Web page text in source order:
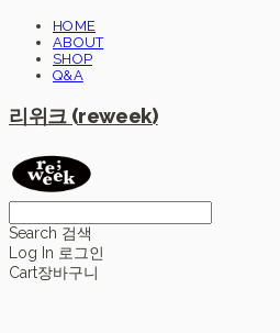
HOME
ABOUT
SHOP
Q&A
리위크 (reweek)
Search 검색
Log In 로그인
Cart장바구니